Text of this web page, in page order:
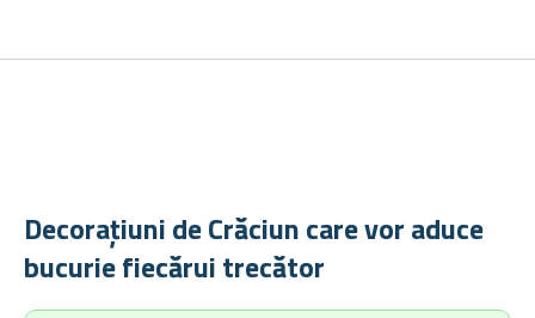
Decorațiuni de Crăciun care vor aduce
bucurie fiecărui trecător